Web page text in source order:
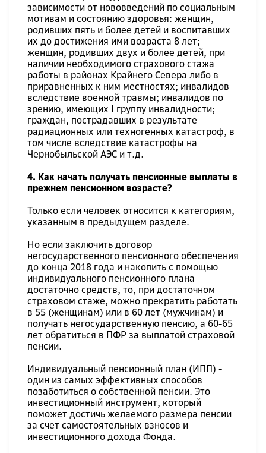
зависимости от нововведений по социальным
мотивам и состоянию здоровья: женщин,
родивших пять и более детей и воспитавших
их до достижения ими возраста 8 лет;
женщин, родивших двух и более детей, при
наличии необходимого страхового стажа
работы в районах Крайнего Севера либо в
приравненных к ним местностях; инвалидов
вследствие военной травмы; инвалидов по
зрению, имеющих I группу инвалидности;
граждан, пострадавших в результате
радиационных или техногенных катастроф, в
том числе вследствие катастрофы на
Чернобыльской АЭС и т.д.
4. Как начать получать пенсионные выплаты в
прежнем пенсионном возрасте?
Только если человек относится к категориям,
указанным в предыдущем разделе.
Но если заключить договор
негосударственного пенсионного обеспечения
до конца 2018 года и накопить с помощью
индивидуального пенсионного плана
достаточно средств, то, при достаточном
страховом стаже, можно прекратить работать
в 55 (женщинам) или в 60 лет (мужчинам) и
получать негосударственную пенсию, а 60-65
лет обратиться в ПФР за выплатой страховой
пенсии.
Индивидуальный пенсионный план (ИПП) -
один из самых эффективных способов
позаботиться о собственной пенсии. Это
инвестиционный инструмент, который
поможет достичь желаемого размера пенсии
за счет самостоятельных взносов и
инвестиционного дохода Фонда.